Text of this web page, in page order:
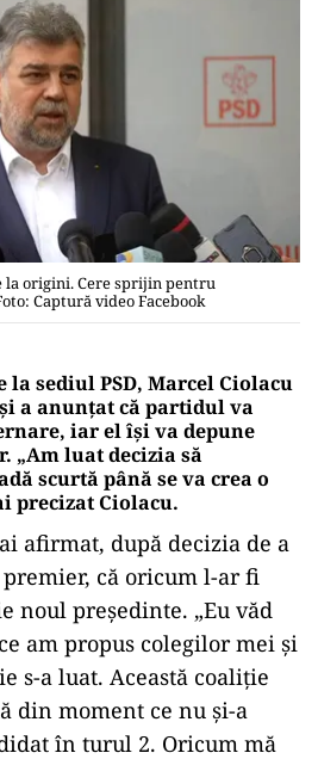
la origini. Cere sprijin pentru
Captură video Facebook
sediul PSD, Marcel Ciolacu
a anunțat că partidul va
iar el își va depune
„Am luat decizia să
scurtă până se va crea o
precizat Ciolacu.
afirmat, după decizia de a
că oricum l-ar fi
noul președinte. „Eu văd
am propus colegilor mei și
s-a luat. Această coaliție
din moment ce nu și-a
în turul 2. Oricum mă